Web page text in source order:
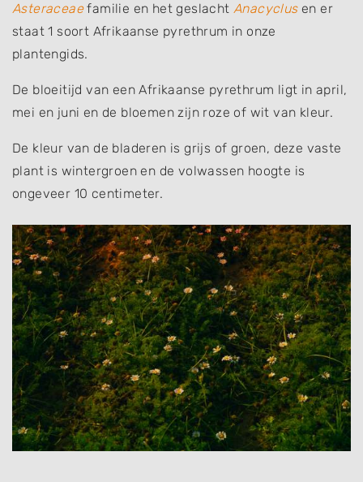
Asteraceaefamilie en het geslacht Anacyclusen er
staat 1 soort Afrikaanse pyrethrum in onze
plantengids.
De bloeitijd van een Afrikaanse pyrethrum ligt in april,
mei en juni en de bloemen zijn roze of wit van kleur.
De kleur van de bladeren is grijs of groen, deze vaste
plant is wintergroen en de volwassen hoogte is
ongeveer 10 centimeter.